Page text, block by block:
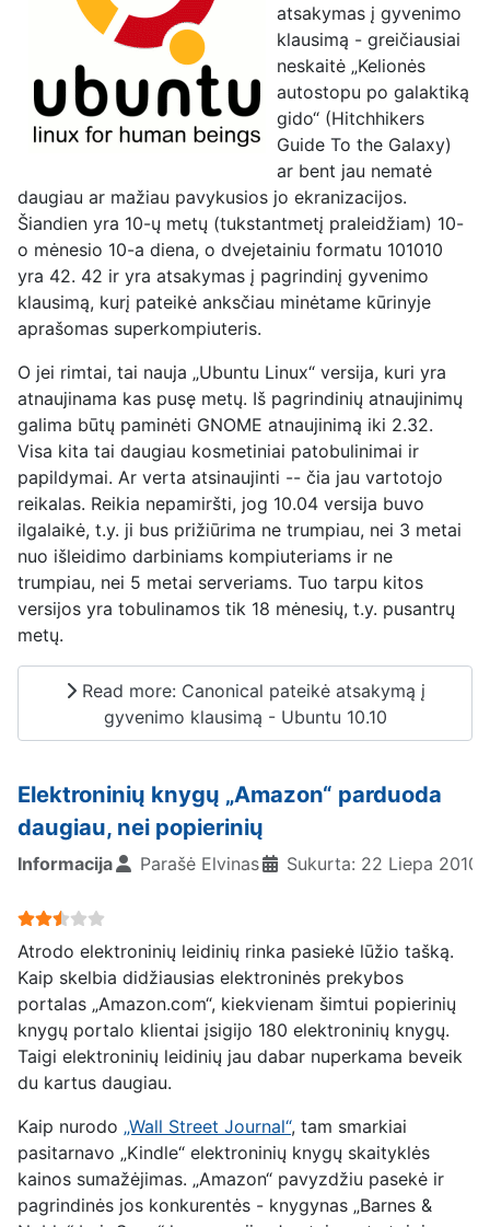
atsakymas į gyvenimo
klausimą - greičiausiai
neskaitė „Kelionės
autostopu po galaktiką
gido“ (Hitchhikers
Guide To the Galaxy)
ar bent jau nematė
daugiau ar mažiau pavykusios jo ekranizacijos.
Šiandien yra 10-ų metų (tukstantmetį praleidžiam) 10-
o mėnesio 10-a diena, o dvejetainiu formatu 101010
yra 42. 42 ir yra atsakymas į pagrindinį gyvenimo
klausimą, kurį pateikė anksčiau minėtame kūrinyje
aprašomas superkompiuteris.
O jei rimtai, tai nauja „Ubuntu Linux“ versija, kuri yra
atnaujinama kas pusę metų. Iš pagrindinių atnaujinimų
galima būtų paminėti GNOME atnaujinimą iki 2.32.
Visa kita tai daugiau kosmetiniai patobulinimai ir
papildymai. Ar verta atsinaujinti -- čia jau vartotojo
reikalas. Reikia nepamiršti, jog 10.04 versija buvo
ilgalaikė, t.y. ji bus prižiūrima ne trumpiau, nei 3 metai
nuo išleidimo darbiniams kompiuteriams ir ne
trumpiau, nei 5 metai serveriams. Tuo tarpu kitos
versijos yra tobulinamos tik 18 mėnesių, t.y. pusantrų
metų.
Read more: Canonical pateikė atsakymą į
gyvenimo klausimą - Ubuntu 10.10
Elektroninių knygų „Amazon“ parduoda
daugiau, nei popierinių
Informacija Parašė Elvinas Sukurta: 22 Liepa 2010
User Rating:
Atrodo elektroninių leidinių rinka pasiekė lūžio tašką.
Kaip skelbia didžiausias elektroninės prekybos
portalas „Amazon.com“, kiekvienam šimtui popierinių
knygų portalo klientai įsigijo 180 elektroninių knygų.
Taigi elektroninių leidinių jau dabar nuperkama beveik
du kartus daugiau.
Kaip nurodo „Wall Street Journal“, tam smarkiai
pasitarnavo „Kindle“ elektroninių knygų skaityklės
kainos sumažėjimas. „Amazon“ pavyzdžiu pasekė ir
pagrindinės jos konkurentės - knygynas „Barnes &